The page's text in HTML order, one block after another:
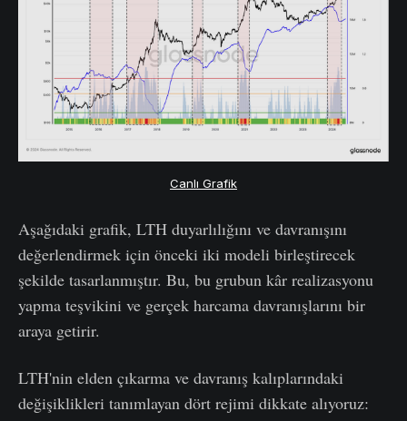
Canlı Grafik
Aşağıdaki grafik, LTH duyarlılığını ve davranışını
değerlendirmek için önceki iki modeli birleştirecek
şekilde tasarlanmıştır. Bu, bu grubun kâr realizasyonu
yapma teşvikini ve gerçek harcama davranışlarını bir
araya getirir.
LTH'nin elden çıkarma ve davranış kalıplarındaki
değişiklikleri tanımlayan dört rejimi dikkate alıyoruz: